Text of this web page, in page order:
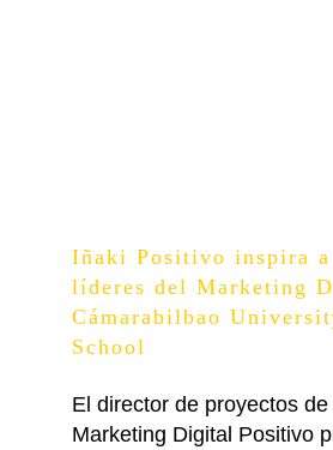
Iñaki Positivo inspira
líderes del Marketing
Cámarabilbao
School
El director de proyectos
Marketing Digital Positivo